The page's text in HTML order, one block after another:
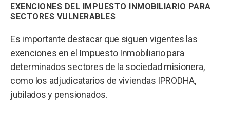
EXENCIONES DEL IMPUESTO INMOBILIARIO PARA
SECTORES VULNERABLES
Es importante destacar que siguen vigentes las
exenciones en el Impuesto Inmobiliario para
determinados sectores de la sociedad misionera,
como los adjudicatarios de viviendas IPRODHA,
jubilados y pensionados.